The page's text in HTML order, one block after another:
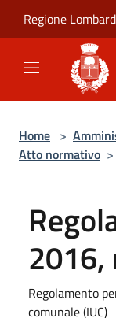
Regione
Home >
Atto normativo >
2016,
Regolamento
comunale (IUC)